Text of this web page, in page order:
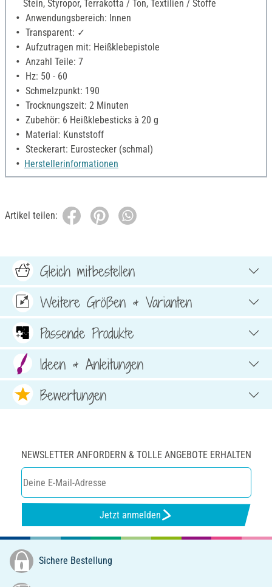
Stein, Styropor, Terrakotta / Ton, Textilien / Stoffe
Anwendungsbereich: Innen
Transparent: ✓
Aufzutragen mit: Heißklebepistole
Anzahl Teile: 7
Hz: 50 - 60
Schmelzpunkt: 190
Trocknungszeit: 2 Minuten
Zubehör: 6 Heißklebesticks à 20 g
Material: Kunststoff
Steckerart: Eurostecker (schmal)
Herstellerinformationen
Artikel teilen:
Gleich mitbestellen
Weitere Größen & Varianten
Passende Produkte
Ideen & Anleitungen
Bewertungen
NEWSLETTER ANFORDERN & TOLLE ANGEBOTE ERHALTEN
Jetzt anmelden
Sichere Bestellung